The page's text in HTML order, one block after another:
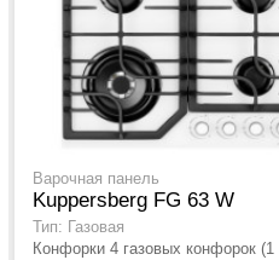
Варочная панель
Kuppersberg FG 63 W
Тип: Газовая
Конфорки 4 газовых конфорок (1